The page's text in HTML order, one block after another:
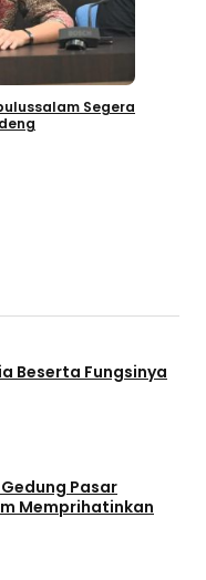
Segera
Beserta Fungsinya
Pasar
Memprihatinkan